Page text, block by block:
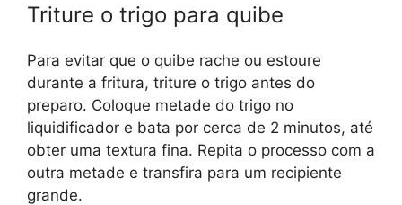
Triture o trigo para quibe
Para evitar que o quibe rache ou estoure
durante a fritura, triture o trigo antes do
preparo. Coloque metade do trigo no
liquidificador e bata por cerca de 2 minutos, até
obter uma textura fina. Repita o processo com a
outra metade e transfira para um recipiente
grande.